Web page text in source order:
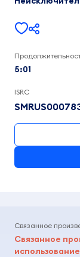
5:01
ISRC
Связанное
Связанное